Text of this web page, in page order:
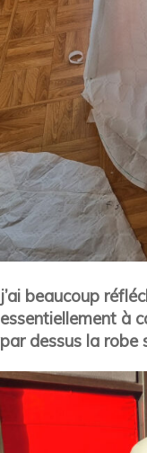
j’ai beaucoup
essentiellement à
par dessus la robe